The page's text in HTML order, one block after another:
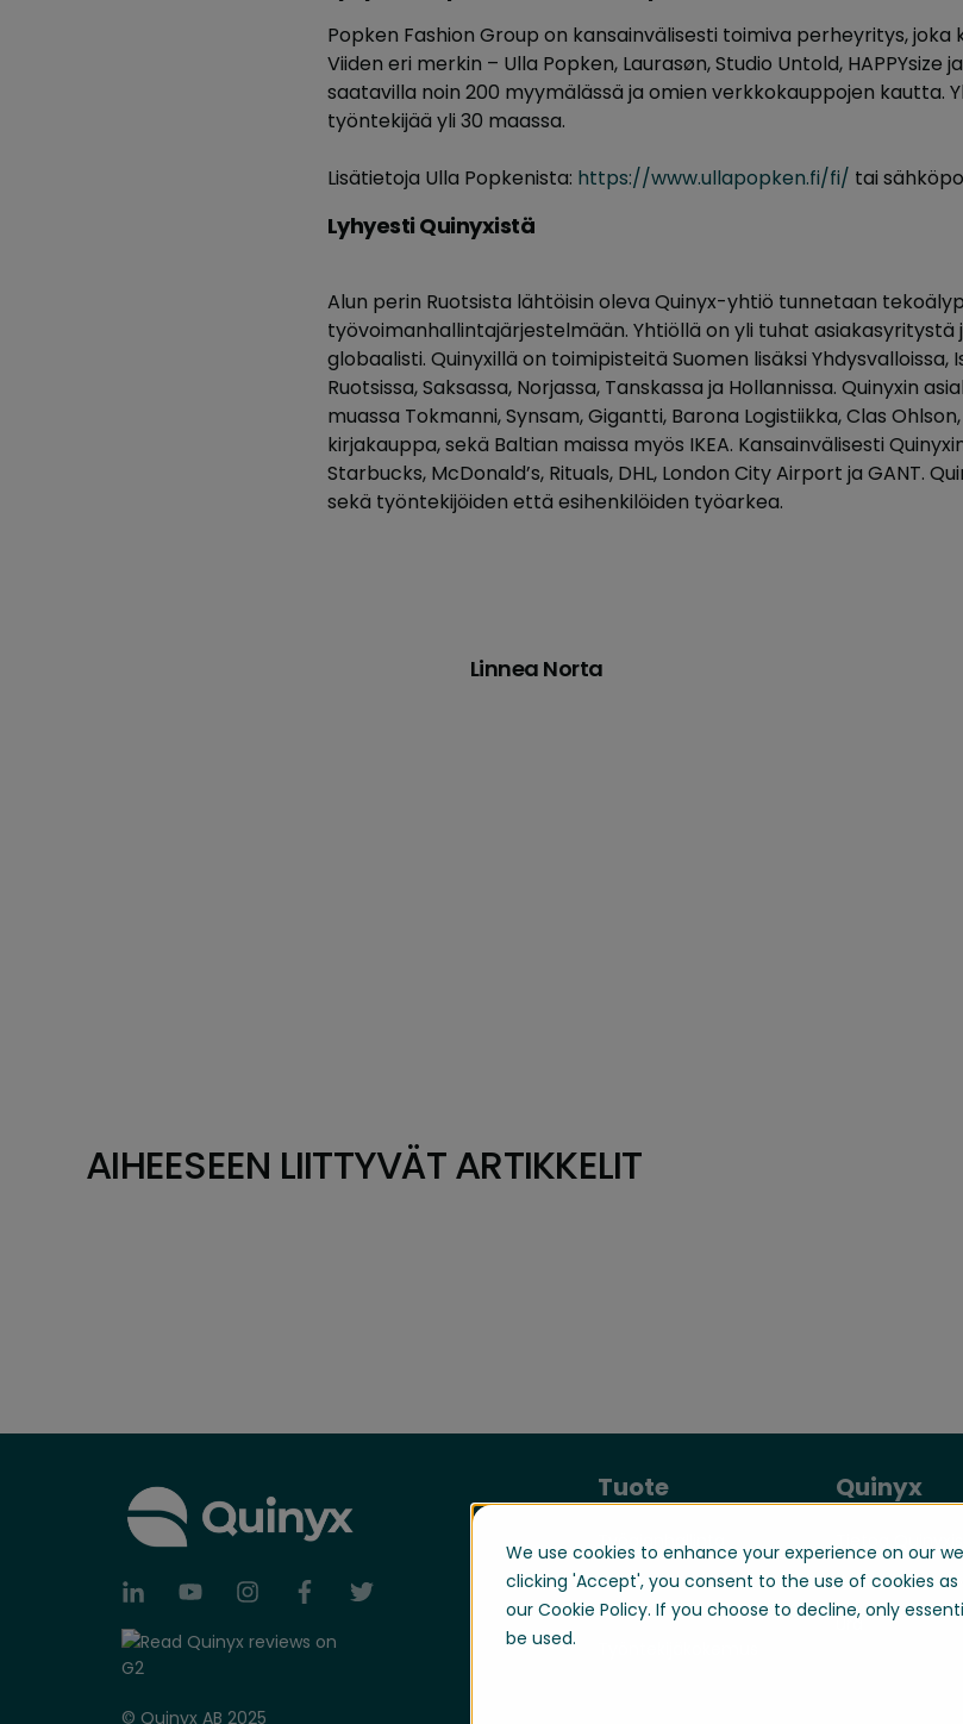
We use cookies to enhance your experience on our
clicking 'Accept', you consent to the use of cookies as
our Cookie Policy. If you choose to decline, only
be used.
Popken Fashion Group on kansainvälisesti toimiva perheyritys,
Viiden eri merkin – Ulla Popken, Laurasøn, Studio Untold, HAPPYsize
saatavilla noin 200 myymälässä ja omien verkkokauppojen kautta.
työntekijää yli 30 maassa.
Lisätietoja Ulla Popkenista: https://www.ullapopken.fi/fi/ tai
Lyhyesti Quinyxistä
Alun perin Ruotsista lähtöisin oleva Quinyx-yhtiö tunnetaan
työvoimanhallintajärjestelmään. Yhtiöllä on yli tuhat
globaalisti. Quinyxillä on toimipisteitä Suomen lisäksi Yhdysvalloissa,
Ruotsissa, Saksassa, Norjassa, Tanskassa ja Hollannissa. Quinyxin
muassa Tokmanni, Synsam, Gigantti, Barona Logistiikka, Clas
kirjakauppa, sekä Baltian maissa myös IKEA. Kansainvälisesti
Starbucks, McDonald’s, Rituals, DHL, London City Airport ja GANT.
sekä työntekijöiden että esihenkilöiden työarkea.
Linnea Norta
AIHEESEEN LIITTYVÄT ARTIKKELIT
© Quinyx AB 2025
Tuote
Työajanhallinta
Liiketoiminnan
optimointi
Quinyx
Tietoa
Contact us
Ura